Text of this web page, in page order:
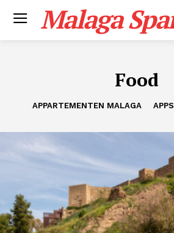
Malaga
Food
APPARTEMENTEN MALAGA APPS